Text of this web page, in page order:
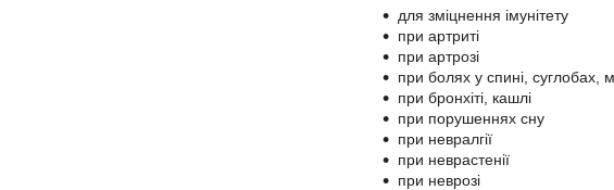
для зміцнення імунітету
при артриті
при артрозі
при болях у спині, суглобах,
при бронхіті, кашлі
при порушеннях сну
при невралгії
при неврастенії
при неврозі